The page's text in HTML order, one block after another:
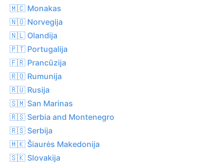
🇲🇨 Monakas
🇳🇴 Norvegija
🇳🇱 Olandija
🇵🇹 Portugalija
🇫🇷 Prancūzija
🇷🇴 Rumunija
🇷🇺 Rusija
🇸🇲 San Marinas
🇷🇸 Serbia and Montenegro
🇷🇸 Serbija
🇲🇰 Šiaurės Makedonija
🇸🇰 Slovakija